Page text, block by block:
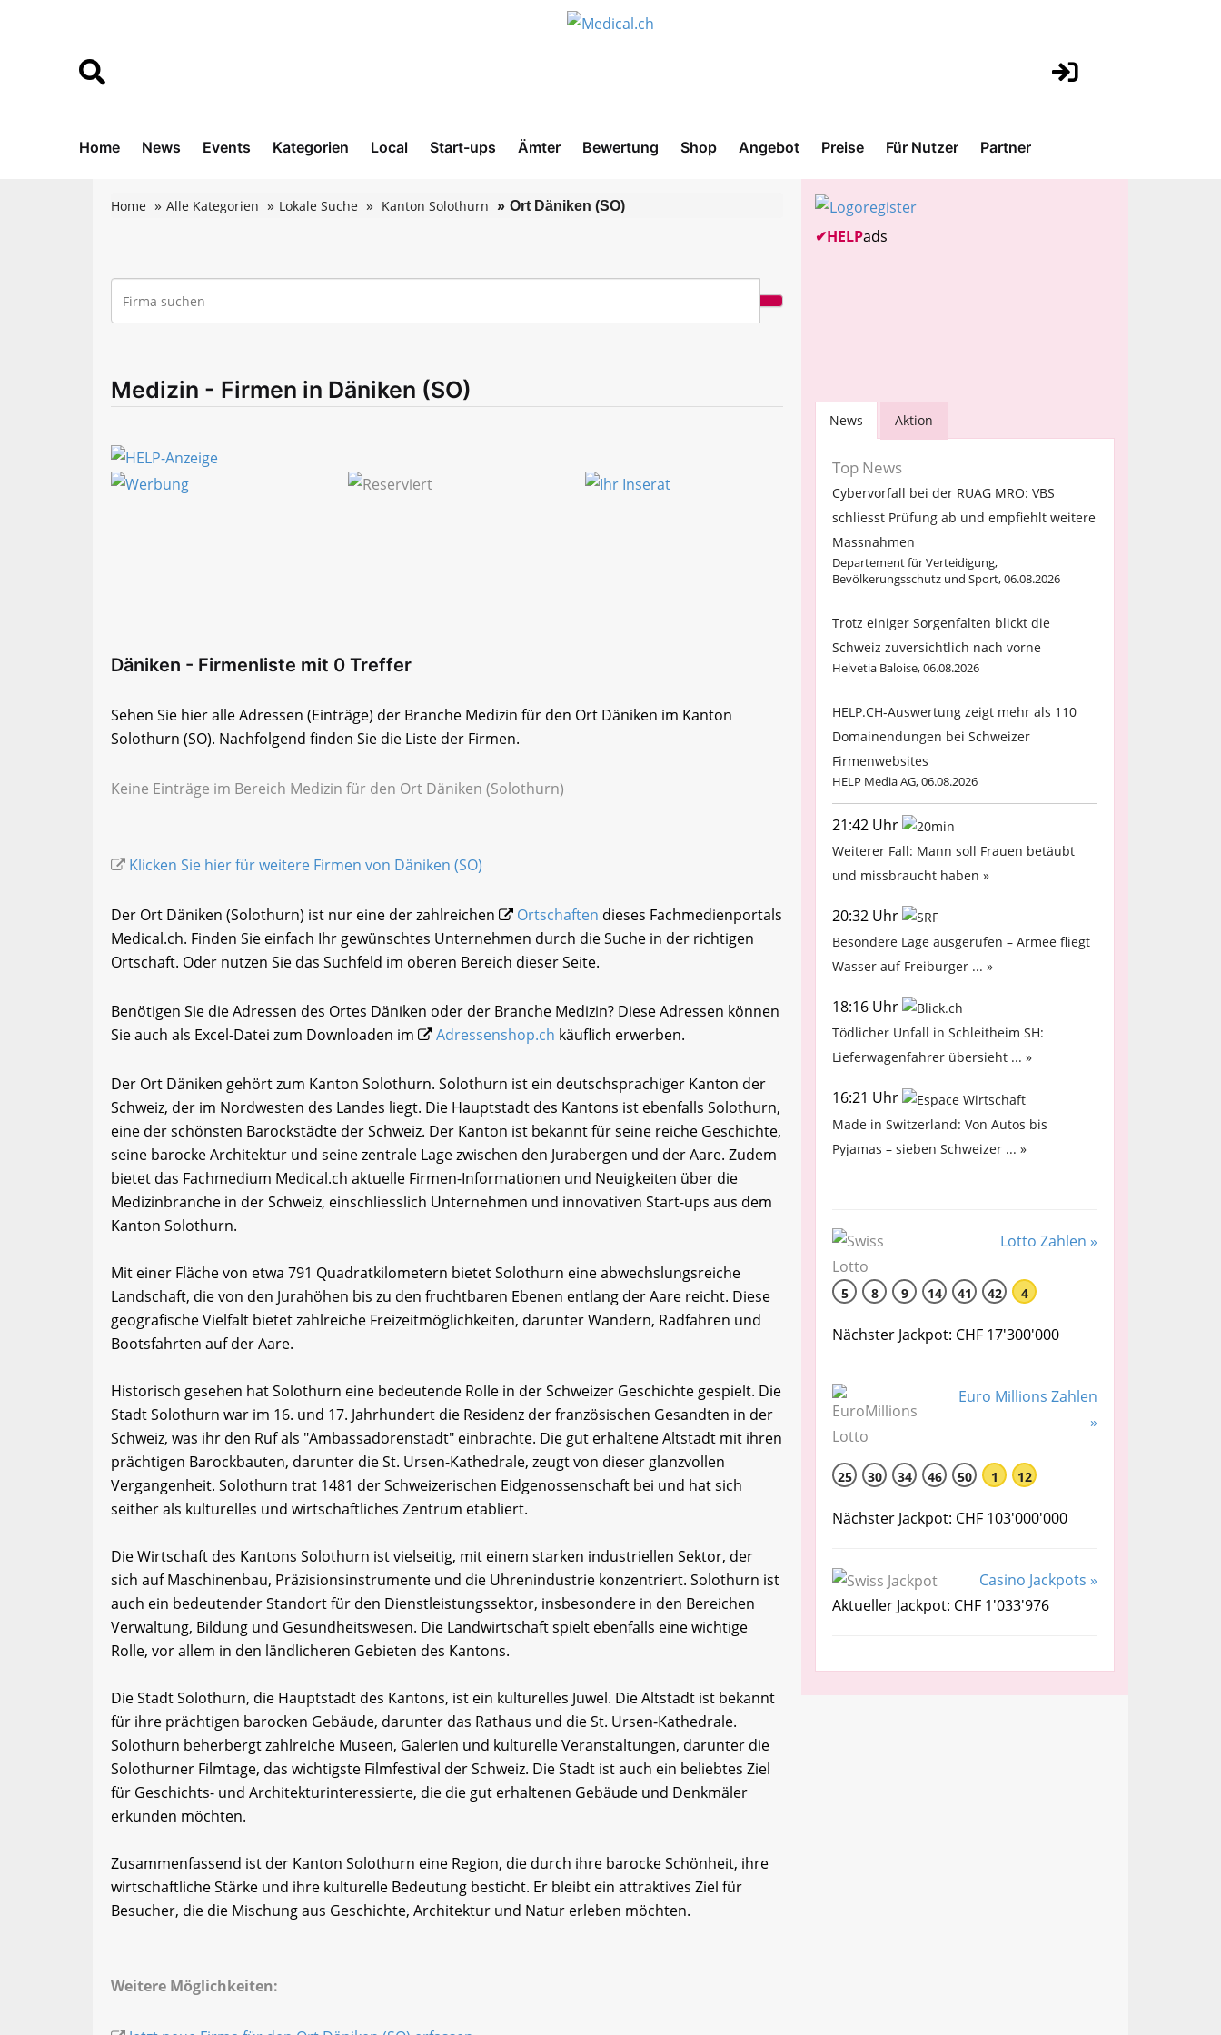
Home News Events Kategorien Local Start-ups Ämter Bewertung Shop Angebot Preise Für Nutzer Partner
Home Alle Kategorien Lokale Suche Kanton Solothurn Ort Däniken (SO)
Medizin - Firmen in Däniken (SO)
Däniken - Firmenliste mit 0 Treffer
Sehen Sie hier alle Adressen (Einträge) der Branche Medizin für den Ort Däniken im Kanton
Solothurn (SO). Nachfolgend finden Sie die Liste der Firmen.
Keine Einträge im Bereich Medizin für den Ort Däniken (Solothurn)
Klicken Sie hier für weitere Firmen von Däniken (SO)
Der Ort Däniken (Solothurn) ist nur eine der zahlreichen Ortschaften dieses Fachmedienportals
Medical.ch. Finden Sie einfach Ihr gewünschtes Unternehmen durch die Suche in der richtigen
Ortschaft. Oder nutzen Sie das Suchfeld im oberen Bereich dieser Seite.
Benötigen Sie die Adressen des Ortes Däniken oder der Branche Medizin? Diese Adressen können
Sie auch als Excel-Datei zum Downloaden im
Adressenshop.ch käuflich erwerben.
Der Ort Däniken gehört zum Kanton Solothurn. Solothurn ist ein deutschsprachiger Kanton der
Schweiz, der im Nordwesten des Landes liegt. Die Hauptstadt des Kantons ist ebenfalls Solothurn,
eine der schönsten Barockstädte der Schweiz. Der Kanton ist bekannt für seine reiche Geschichte,
seine barocke Architektur und seine zentrale Lage zwischen den Jurabergen und der Aare. Zudem
bietet das Fachmedium Medical.ch aktuelle Firmen-Informationen und Neuigkeiten über die
Medizinbranche in der Schweiz, einschliesslich Unternehmen und innovativen Start-ups aus dem
Kanton Solothurn.
Mit einer Fläche von etwa 791 Quadratkilometern bietet Solothurn eine abwechslungsreiche
Landschaft, die von den Jurahöhen bis zu den fruchtbaren Ebenen entlang der Aare reicht. Diese
geografische Vielfalt bietet zahlreiche Freizeitmöglichkeiten, darunter Wandern, Radfahren und
Bootsfahrten auf der Aare.
Historisch gesehen hat Solothurn eine bedeutende Rolle in der Schweizer Geschichte gespielt. Die
Stadt Solothurn war im 16. und 17. Jahrhundert die Residenz der französischen Gesandten in der
Schweiz, was ihr den Ruf als "Ambassadorenstadt" einbrachte. Die gut erhaltene Altstadt mit ihren
prächtigen Barockbauten, darunter die St. Ursen-Kathedrale, zeugt von dieser glanzvollen
Vergangenheit. Solothurn trat 1481 der Schweizerischen Eidgenossenschaft bei und hat sich
seither als kulturelles und wirtschaftliches Zentrum etabliert.
Die Wirtschaft des Kantons Solothurn ist vielseitig, mit einem starken industriellen Sektor, der
sich auf Maschinenbau, Präzisionsinstrumente und die Uhrenindustrie konzentriert. Solothurn ist
auch ein bedeutender Standort für den Dienstleistungssektor, insbesondere in den Bereichen
Verwaltung, Bildung und Gesundheitswesen. Die Landwirtschaft spielt ebenfalls eine wichtige
Rolle, vor allem in den ländlicheren Gebieten des Kantons.
Die Stadt Solothurn, die Hauptstadt des Kantons, ist ein kulturelles Juwel. Die Altstadt ist bekannt
für ihre prächtigen barocken Gebäude, darunter das Rathaus und die St. Ursen-Kathedrale.
Solothurn beherbergt zahlreiche Museen, Galerien und kulturelle Veranstaltungen, darunter die
Solothurner Filmtage, das wichtigste Filmfestival der Schweiz. Die Stadt ist auch ein beliebtes Ziel
für Geschichts- und Architekturinteressierte, die die gut erhaltenen Gebäude und Denkmäler
erkunden möchten.
Zusammenfassend ist der Kanton Solothurn eine Region, die durch ihre barocke Schönheit, ihre
wirtschaftliche Stärke und ihre kulturelle Bedeutung besticht. Er bleibt ein attraktives Ziel für
Besucher, die die Mischung aus Geschichte, Architektur und Natur erleben möchten.
Weitere Möglichkeiten:
✔HELPads
News Aktion
Top News
Cybervorfall bei der RUAG MRO: VBS
schliesst Prüfung ab und empfiehlt weitere
Massnahmen
Departement für Verteidigung,
Bevölkerungsschutz und Sport, 06.08.2026
Trotz einiger Sorgenfalten blickt die
Schweiz zuversichtlich nach vorne
Helvetia Baloise, 06.08.2026
HELP.CH-Auswertung zeigt mehr als 110
Domainendungen bei Schweizer
Firmenwebsites
HELP Media AG, 06.08.2026
21:42 Uhr
Weiterer Fall: Mann soll Frauen betäubt
und missbraucht haben »
20:32 Uhr
Besondere Lage ausgerufen – Armee fliegt
Wasser auf Freiburger ... »
18:16 Uhr
Tödlicher Unfall in Schleitheim SH:
Lieferwagenfahrer übersieht ... »
16:21 Uhr
Made in Switzerland: Von Autos bis
Pyjamas – sieben Schweizer ... »
Lotto Zahlen »
5 8 9 14 41 42 4
Nächster Jackpot: CHF 17'300'000
Euro Millions Zahlen
»
25 30 34 46 50 1 12
Nächster Jackpot: CHF 103'000'000
Casino Jackpots »
Aktueller Jackpot: CHF 1'033'976